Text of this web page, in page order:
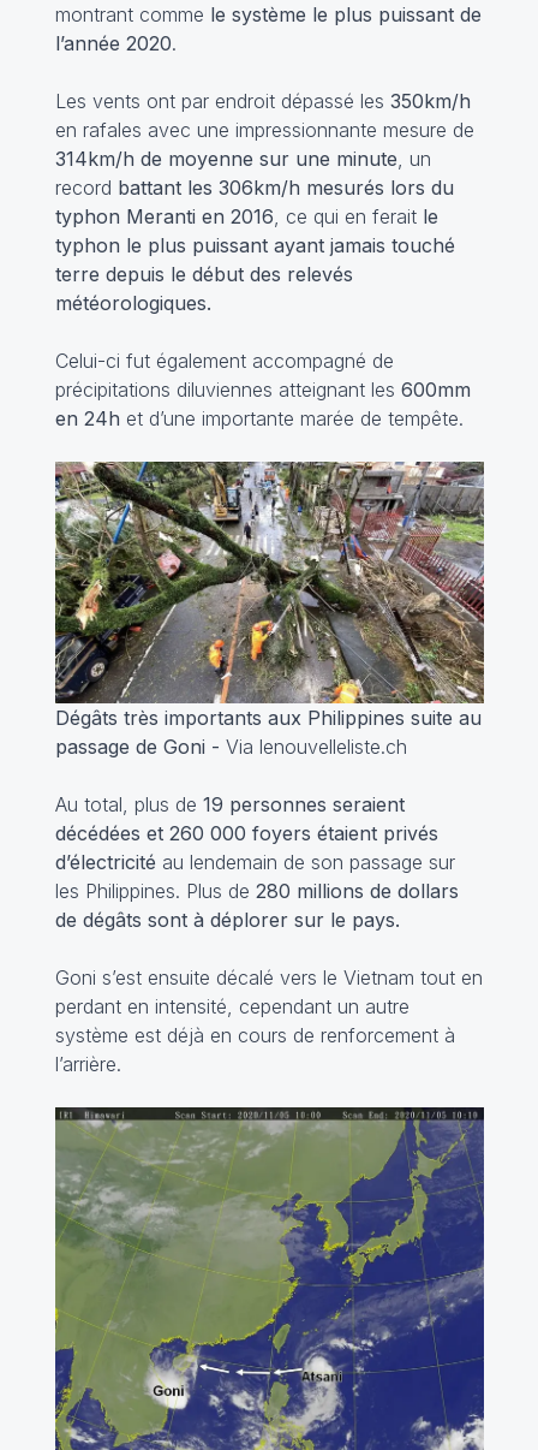
montrant comme le système le plus puissant de
l’année 2020.
Les vents ont par endroit dépassé les 350km/h
en rafales avec une impressionnante mesure de
314km/h de moyenne sur une minute, un
record battant les 306km/h mesurés lors du
typhon Meranti en 2016, ce qui en ferait le
typhon le plus puissant ayant jamais touché
terre depuis le début des relevés
météorologiques.
Celui-ci fut également accompagné de
précipitations diluviennes atteignant les 600mm
en 24h et d’une importante marée de tempête.
Dégâts très importants aux Philippines suite au
passage de Goni - Via lenouvelleliste.ch
Au total, plus de 19 personnes seraient
décédées et 260 000 foyers étaient privés
d’électricité au lendemain de son passage sur
les Philippines. Plus de 280 millions de dollars
de dégâts sont à déplorer sur le pays.
Goni s’est ensuite décalé vers le Vietnam tout en
perdant en intensité, cependant un autre
système est déjà en cours de renforcement à
l’arrière.